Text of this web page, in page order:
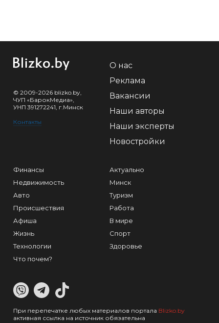
© 2009-2026 blizko.by,
ЧУП «БарокМедиа»,
УНП 391272241, г.Минск
Контакты
О нас
Реклама
Вакансии
Наши авторы
Наши эксперты
Новостройки
Финансы
Недвижимость
Авто
Происшествия
Афиша
Жизнь
Технологии
Что почем?
Актуально
Минск
Туризм
Работа
В мире
Спорт
Здоровье
При перепечатке любых материалов портала Blizko.by
активная ссылка на источник обязательна